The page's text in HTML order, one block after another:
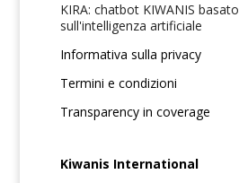
KIRA: chatbot KIWANIS basato
sull'intelligenza artificiale
Informativa sulla privacy
Termini e condizioni
Transparency in coverage
Kiwanis International